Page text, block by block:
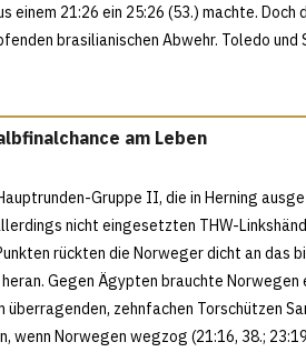
einem 21:26 ein 25:26 (53.) machte.
brasilianischen Abwehr. Toledo
am Leben
Gruppe II, die in Herning
nicht eingesetzten THW-
rückten die Norweger dicht an das
Gegen Ägypten brauchte
zehnfachen Torschützen
wenn Norwegen wegzog (21:16, 38.;